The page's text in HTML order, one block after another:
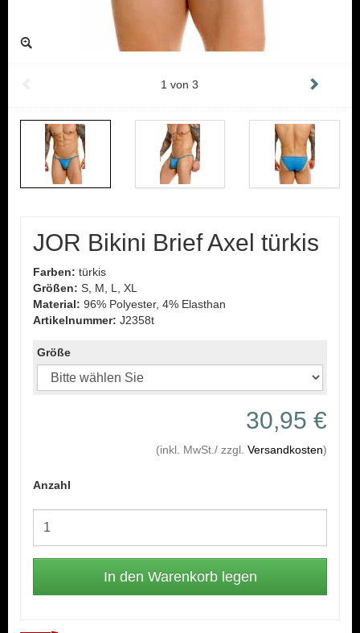
1 von3
JOR Bikini Brief Axel türkis
Farben: türkis
Größen: S, M, L, XL
Material: 96% Polyester, 4% Elasthan
Artikelnummer: J2358t
Größe
30,95 €
(inkl. MwSt./ zzgl. Versandkosten)
Anzahl